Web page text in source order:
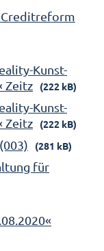
Creditreform
Kunst-
Zeitz
(222 kB)
Kunst-
Zeitz
(222 kB)
(281 kB)
für